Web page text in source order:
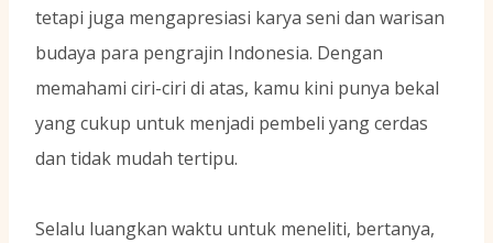
tetapi juga mengapresiasi karya seni dan warisan
budaya para pengrajin Indonesia. Dengan
memahami ciri-ciri di atas, kamu kini punya bekal
yang cukup untuk menjadi pembeli yang cerdas
dan tidak mudah tertipu.
Selalu luangkan waktu untuk meneliti, bertanya,